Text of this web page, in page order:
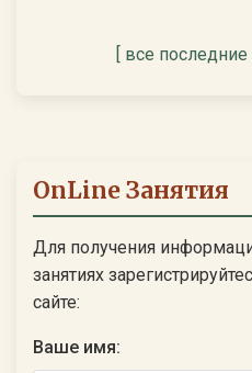
[ все
OnLine Занятия
Для получения
занятиях
сайте:
Ваше имя: